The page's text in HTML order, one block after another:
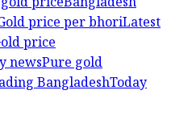
price per bhoriLatest
price
newsPure gold
BangladeshToday